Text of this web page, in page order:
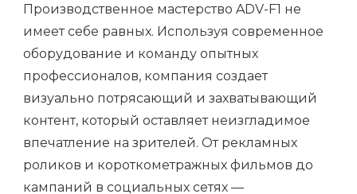
Производственное мастерство ADV-F1 не
имеет себе равных. Используя современное
оборудование и команду опытных
профессионалов, компания создает
визуально потрясающий и захватывающий
контент, который оставляет неизгладимое
впечатление на зрителей. От рекламных
роликов и короткометражных фильмов до
кампаний в социальных сетях —